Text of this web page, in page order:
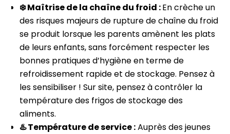
❄️ Maîtrise de la chaîne du froid :En crèche un
des risques majeurs de rupture de chaîne du froid
se produit lorsque les parents amènent les plats
de leurs enfants, sans forcément respecter les
bonnes pratiques d’hygiène en terme de
refroidissement rapide et de stockage. Pensez à
les sensibiliser ! Sur site, pensez à contrôler la
température des frigos de stockage des
aliments.
♨️ Température de service :Auprès des jeunes